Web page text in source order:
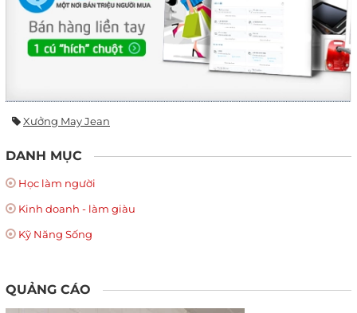
Xưởng May Jean
DANH MỤC
Học làm người
Kinh doanh - làm giàu
Kỹ Năng Sống
QUẢNG CÁO